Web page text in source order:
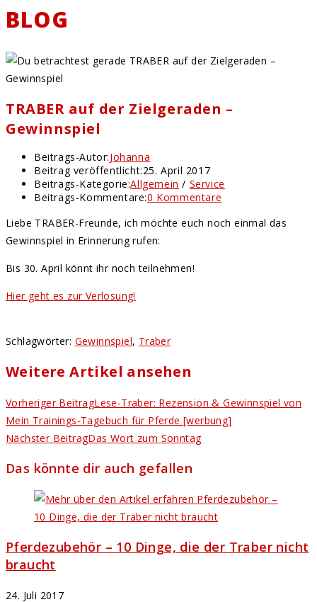
BLOG
TRABER auf der Zielgeraden –
Gewinnspiel
Beitrags-Autor:Johanna
Beitrag veröffentlicht:25. April 2017
Beitrags-Kategorie:Allgemein / Service
Beitrags-Kommentare:0 Kommentare
Liebe TRABER-Freunde, ich möchte euch noch einmal das
Gewinnspiel in Erinnerung rufen:
Bis 30. April könnt ihr noch teilnehmen!
Hier geht es zur Verlosung!
Schlagwörter: Gewinnspiel, Traber
Weitere Artikel ansehen
Vorheriger BeitragLese-Traber: Rezension & Gewinnspiel von
Mein Trainings-Tagebuch für Pferde [werbung]
Nächster BeitragDas Wort zum Sonntag
Das könnte dir auch gefallen
Pferdezubehör – 10 Dinge, die der Traber nicht
braucht
24. Juli 2017